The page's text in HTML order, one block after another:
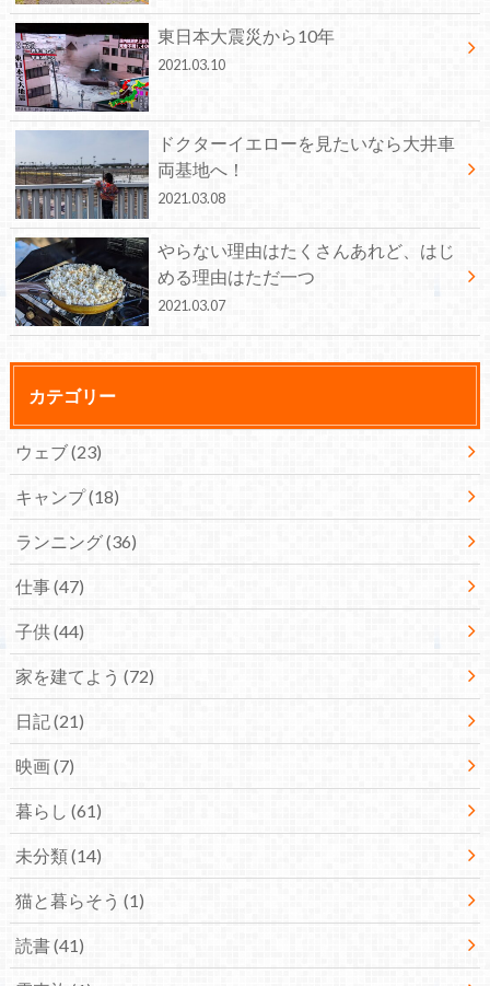
東日本大震災から10年
2021.03.10
ドクターイエローを見たいなら大井車
両基地へ！
2021.03.08
やらない理由はたくさんあれど、はじ
める理由はただ一つ
2021.03.07
カテゴリー
ウェブ(23)
キャンプ(18)
ランニング(36)
仕事(47)
子供(44)
家を建てよう (72)
日記(21)
映画(7)
暮らし (61)
未分類(14)
猫と暮らそう (1)
読書(41)